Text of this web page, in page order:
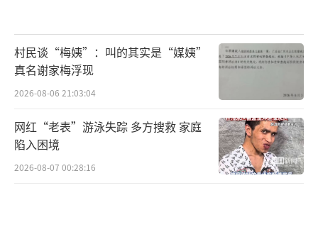
牛，A股上市公司迎来全员业绩爆发。周期、资
源、金融等核心行业，企业营收、利润持续高
达15个月的超级主升浪，核心板块涨幅普遍达
到4-5倍。这轮行情从2005年6月998点起步，
一路飙升至2007年10月6124点历史高点，累计
涨幅513.6%，历时28个月，创下A股牛市涨
村民谈“梅姨”：叫的其实是“媒姨”
真名谢家梅浮现
2026-08-06 21:03:04
网红“老表”游泳失踪 多方搜救 家庭
陷入困境
2026-08-07 00:28:16